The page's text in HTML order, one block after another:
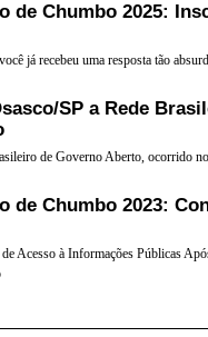
de Chumbo 2025:
já recebeu uma resposta tão
SP a Rede
de Governo Aberto, ocorrido
de Chumbo 2023:
Acesso à Informações Públicas